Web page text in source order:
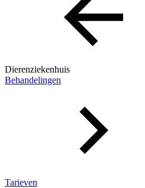
Dierenziekenhuis
Behandelingen
Tarieven